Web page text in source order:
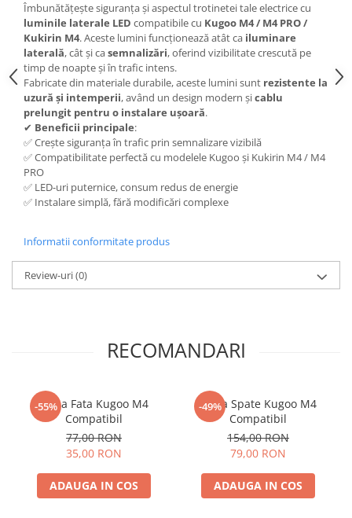
Îmbunătățește siguranța și aspectul trotinetei tale electrice cu
luminile laterale LED compatibile cu Kugoo M4 / M4 PRO /
Kukirin M4. Aceste lumini funcționează atât ca iluminare
laterală, cât și casemnalizări, oferind vizibilitate crescută pe
timp de noapte și în trafic intens.
Fabricate din materiale durabile, aceste lumini sunt rezistente la
uzură și intemperii, având un design modern șicablu
prelungit pentru o instalare ușoară.
✔ Beneficii principale:
✅ Crește siguranța în trafic prin semnalizare vizibilă
✅ Compatibilitate perfectă cu modelele Kugoo și Kukirin M4 / M4
PRO
✅ LED-uri puternice, consum redus de energie
✅ Instalare simplă, fără modificări complexe
Informatii conformitate produs
Review-uri(0)
RECOMANDARI
-55%
Aripa Fata Kugoo M4
Compatibil
77,00 RON
35,00 RON
ADAUGA IN COS
-49%
Aripa Spate Kugoo M4
Compatibil
154,00 RON
79,00 RON
ADAUGA IN COS